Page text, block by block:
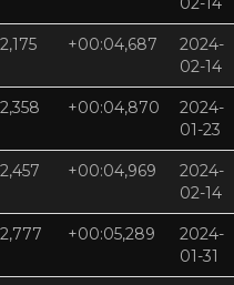
+00:04,687
2024-
02-14
+00:04,870
2024-
01-23
+00:04,969
2024-
02-14
+00:05,289
2024-
01-31